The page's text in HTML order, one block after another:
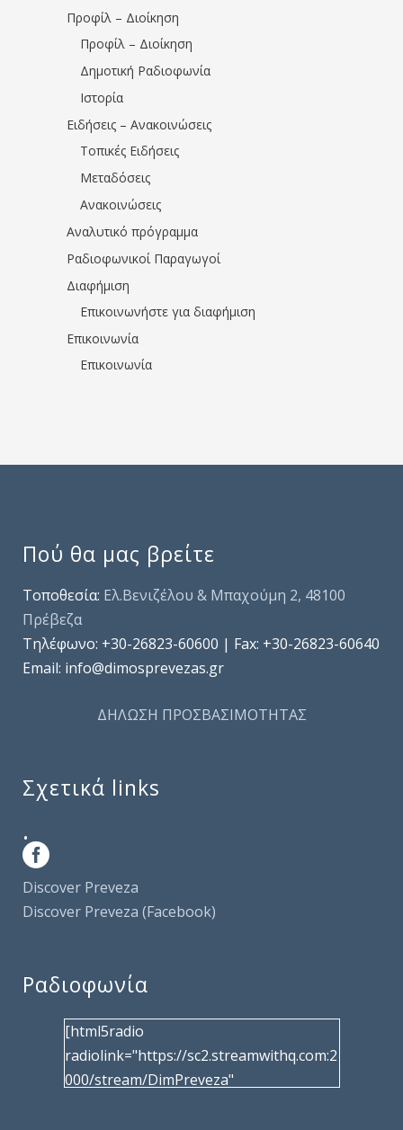
Προφίλ – Διοίκηση
Προφίλ – Διοίκηση
Δημοτική Ραδιοφωνία
Ιστορία
Ειδήσεις – Ανακοινώσεις
Τοπικές Ειδήσεις
Μεταδόσεις
Ανακοινώσεις
Αναλυτικό πρόγραμμα
Ραδιοφωνικοί Παραγωγοί
Διαφήμιση
Επικοινωνήστε για διαφήμιση
Επικοινωνία
Επικοινωνία
Πού θα μας βρείτε
Τοποθεσία: Ελ.Βενιζέλου & Μπαχούμη 2, 48100
Πρέβεζα
Τηλέφωνo: +30-26823-60600 | Fax: +30-26823-60640
Email: info@dimosprevezas.gr
ΔΗΛΩΣΗ ΠΡΟΣΒΑΣΙΜΟΤΗΤΑΣ
Σχετικά links
.
Discover Preveza
Discover Preveza (Facebook)
Ραδιοφωνία
[html5radio
radiolink="https://sc2.streamwithq.com:2
000/stream/DimPreveza"